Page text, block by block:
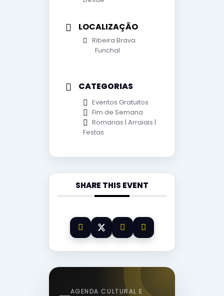
LOCALIZAÇÃO
Ribeira Brava
Funchal
CATEGORIAS
Eventos Gratuitos
Fim de Semana
Romarias | Arraiais |
Festas
SHARE THIS EVENT
AGENDA CULTURAL E